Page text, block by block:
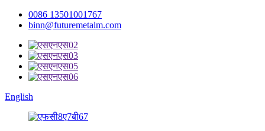
0086 13501001767
binn@futuremetalm.com
English